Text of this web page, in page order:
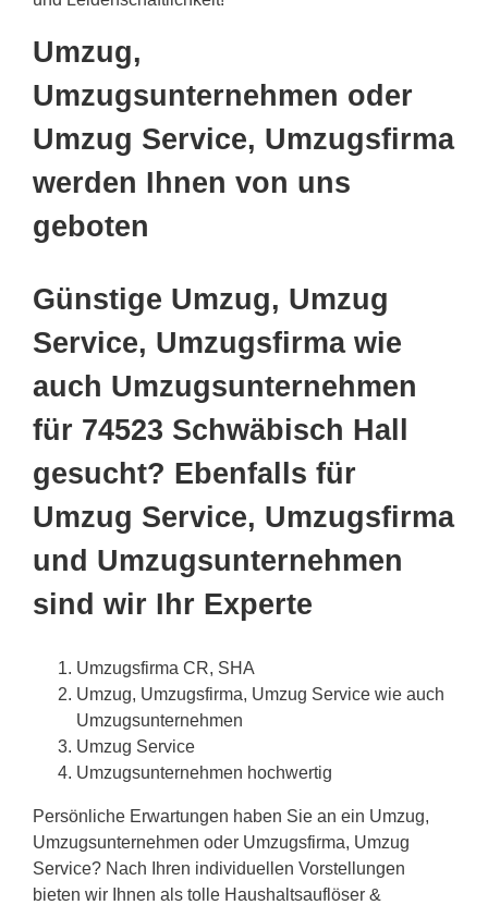
Umzug,
Umzugsunternehmen oder
Umzug Service, Umzugsfirma
werden Ihnen von uns
geboten
Günstige Umzug, Umzug
Service, Umzugsfirma wie
auch Umzugsunternehmen
für 74523 Schwäbisch Hall
gesucht? Ebenfalls für
Umzug Service, Umzugsfirma
und Umzugsunternehmen
sind wir Ihr Experte
Umzugsfirma CR, SHA
Umzug, Umzugsfirma, Umzug Service wie auch
Umzugsunternehmen
Umzug Service
Umzugsunternehmen hochwertig
Persönliche Erwartungen haben Sie an ein Umzug,
Umzugsunternehmen oder Umzugsfirma, Umzug
Service? Nach Ihren individuellen Vorstellungen
bieten wir Ihnen als tolle Haushaltsauflöser &